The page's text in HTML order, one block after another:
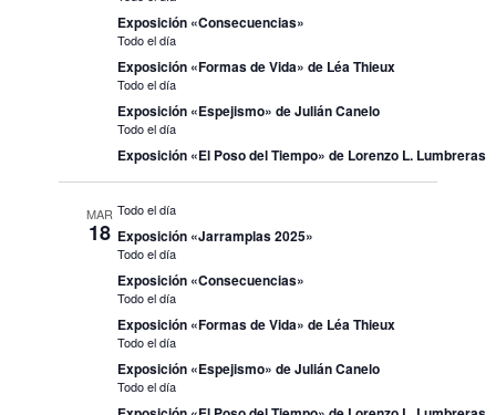
Exposición «Consecuencias»
Todo el día
Exposición «Formas de Vida» de Léa Thieux
Todo el día
Exposición «Espejismo» de Julián Canelo
Todo el día
Exposición «El Poso del Tiempo» de Lorenzo L. Lumbreras
MAR
18
Todo el día
Exposición «Jarramplas 2025»
Todo el día
Exposición «Consecuencias»
Todo el día
Exposición «Formas de Vida» de Léa Thieux
Todo el día
Exposición «Espejismo» de Julián Canelo
Todo el día